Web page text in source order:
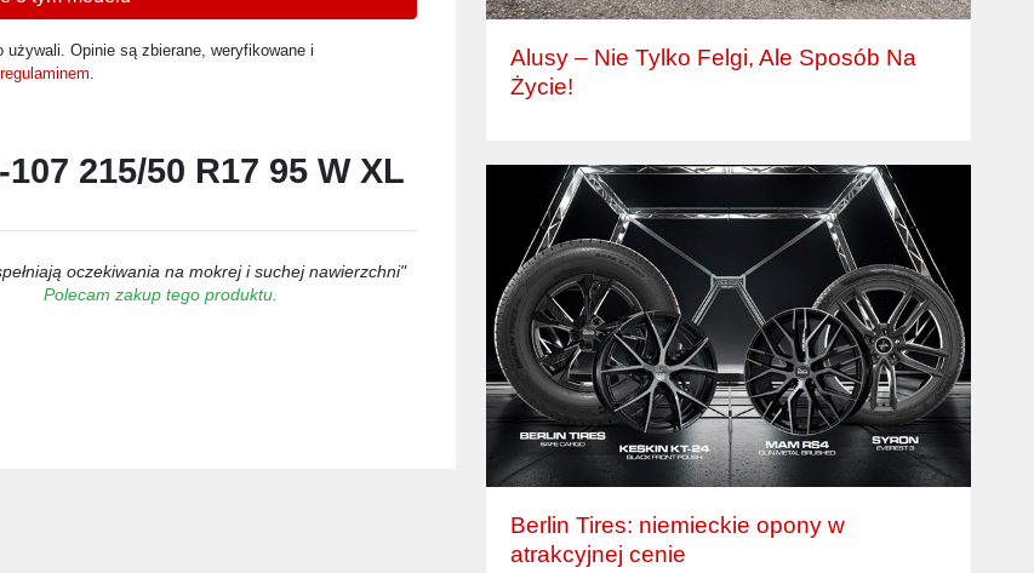
Opinie są zbierane, weryfikowane i
regulaminem
215/50 R17 95 W XL
oczekiwania na mokrej i suchej nawierzchni"
Polecam zakup tego produktu.
Alusy – Nie Tylko Felgi, Ale Sposób Na
Życie!
Berlin Tires: niemieckie opony w
atrakcyjnej cenie